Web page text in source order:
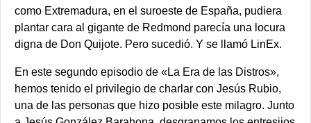
como Extremadura, en el suroeste de España, pudiera
plantar cara al gigante de Redmond parecía una locura
digna de Don Quijote. Pero sucedió. Y se llamó LinEx.
En este segundo episodio de «La Era de las Distros»,
hemos tenido el privilegio de charlar con Jesús Rubio,
una de las personas que hizo posible este milagro. Junto